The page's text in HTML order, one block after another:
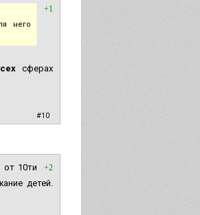
+1
него
сферах
#10
+2
от 10ти
детей.